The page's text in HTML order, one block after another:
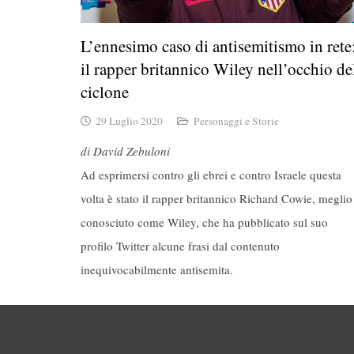
L’ennesimo caso di antisemitismo in
il rapper britannico Wiley nell’occhio
ciclone
29 Luglio 2020 Personaggi e Storie
di David Zebuloni
Ad esprimersi contro gli ebrei e contro Israele questa
volta è stato il rapper britannico Richard Cowie, meglio
conosciuto come Wiley, che ha pubblicato sul suo
profilo Twitter alcune frasi dal contenuto
inequivocabilmente antisemita.